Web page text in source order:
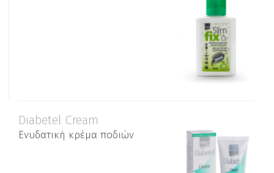
Diabetel Cream
Ενυδατική κρέμα ποδιών